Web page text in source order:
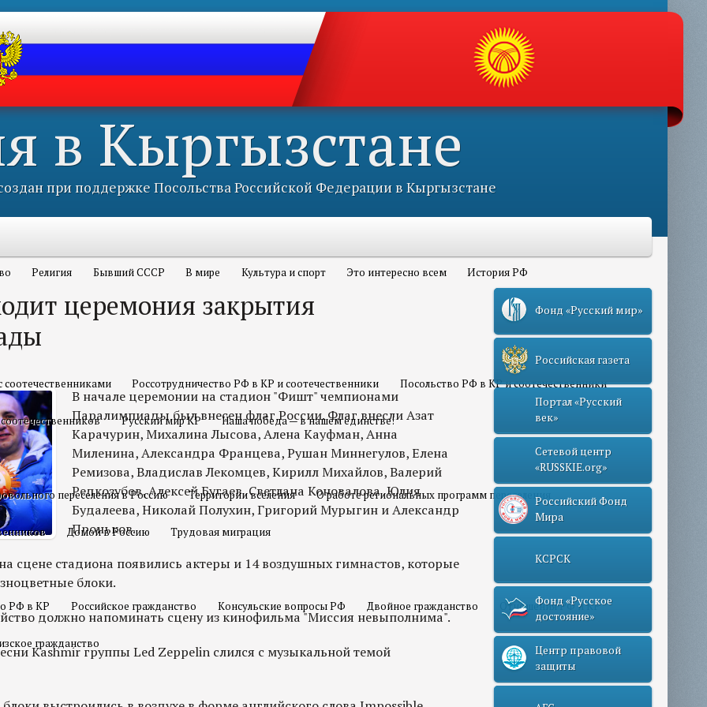
в Кыргызстане
при поддержке Посольства Российской Федерации в Кыргызстане
Религия Бывший СССР В мире Культура и спорт Это интересно всем История РФ
соотечественниками Россотрудничество РФ в КР и соотечественники Посольство РФ в КР и соотечественники
Русский мир КР Наша победа — в нашем единстве!
переселения в Россию Территории вселения О работе региональных программ переселения
Домой в Россию Трудовая миграция
РФ в КР Российское гражданство Консульские вопросы РФ Двойное гражданство Отношения РФ и КР
гражданство
церемония закрытия
В начале церемонии на стадион "Фишт" чемпионами
Паралимпиады был внесен флаг России. Флаг внесли Азат
Карачурин, Михалина Лысова, Алена Кауфман, Анна
Миленина, Александра Францева, Рушан Миннегулов, Елена
Ремизова, Владислав Лекомцев, Кирилл Михайлов, Валерий
Редкозубов, Алексей Бугаев, Светлана Коновалова, Юлия
Будалеева, Николай Полухин, Григорий Мурыгин и Александр
Проньков.
сцене стадиона появились актеры и 14 воздушных гимнастов, которые
блоки.
должно напоминать сцену из кинофильма "Миссия невыполнима".
Kashmir группы Led Zeppelin слился с музыкальной темой
Фонд «Русский мир»
Российская газета
Портал «Русский
век»
Сетевой центр
«RUSSKIE.org»
Российский Фонд
Мира
КСРСК
Фонд «Русское
достояние»
Центр правовой
защиты